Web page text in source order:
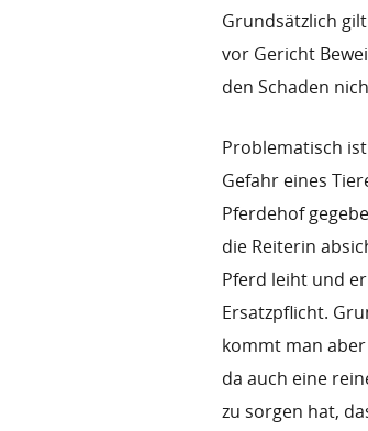
Grundsätzlich
vor Gericht
den Schaden
Problematisch
Gefahr eines
Pferdehof
die Reiterin
Pferd leiht und
Ersatzpflicht.
kommt man
da auch eine
zu sorgen hat,